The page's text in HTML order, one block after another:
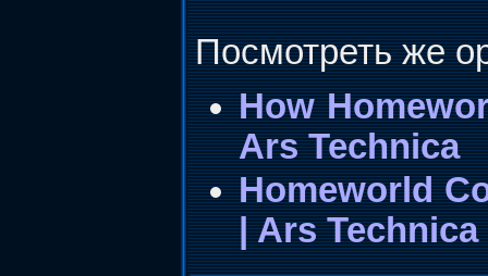
Посмотреть же
How
Ars Technica
Homeworld
| Ars Technica